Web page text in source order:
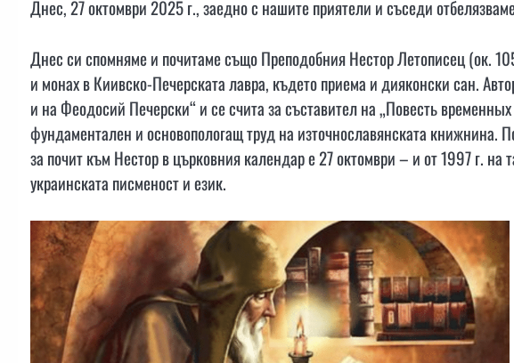
Днес,27 октомври 2025 г., заедно с нашите приятели и съседи
Днес си спомняме и почитаме също Преподобния Нестор Летописец (ок.
и монах в Киивско-Печерската лавра, където приема и дияконски сан.
и на Феодосий Печерски“ и се счита за съставител на „Повесть
фундаментален и основопологащ труд на източнославянската книжнина.
за почит към Нестор в църковния календар е 27 октомври – и от 1997 г. на
украинската писменост и език.